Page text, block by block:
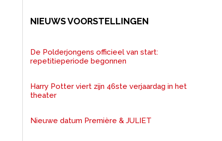
NIEUWS VOORSTELLINGEN
De Polderjongens officieel van start:
repetitieperiode begonnen
Harry Potter viert zijn 46ste verjaardag in het
theater
Nieuwe datum Première & JULIET